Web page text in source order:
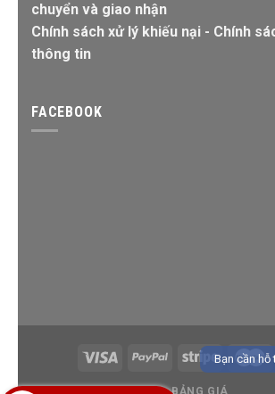
Bạn cần hỗ
chuyển và giao nhận
Chính sách xử lý khiếu nại - Chính
thông tin
FACEBOOK